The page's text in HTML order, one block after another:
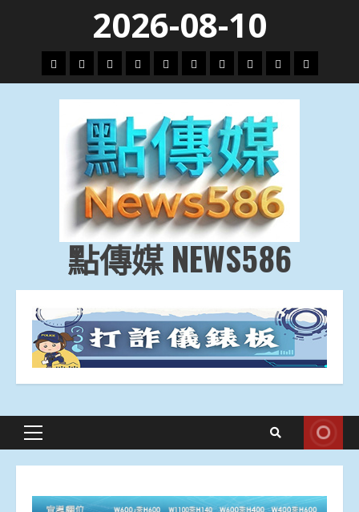
content
2026-08-10
頭
條
財
經
地
方.
會
文
教.
技
專
題
娛
樂
劇
政
治
國
際
運
動
生
活
點傳媒 NEWS586
Primary